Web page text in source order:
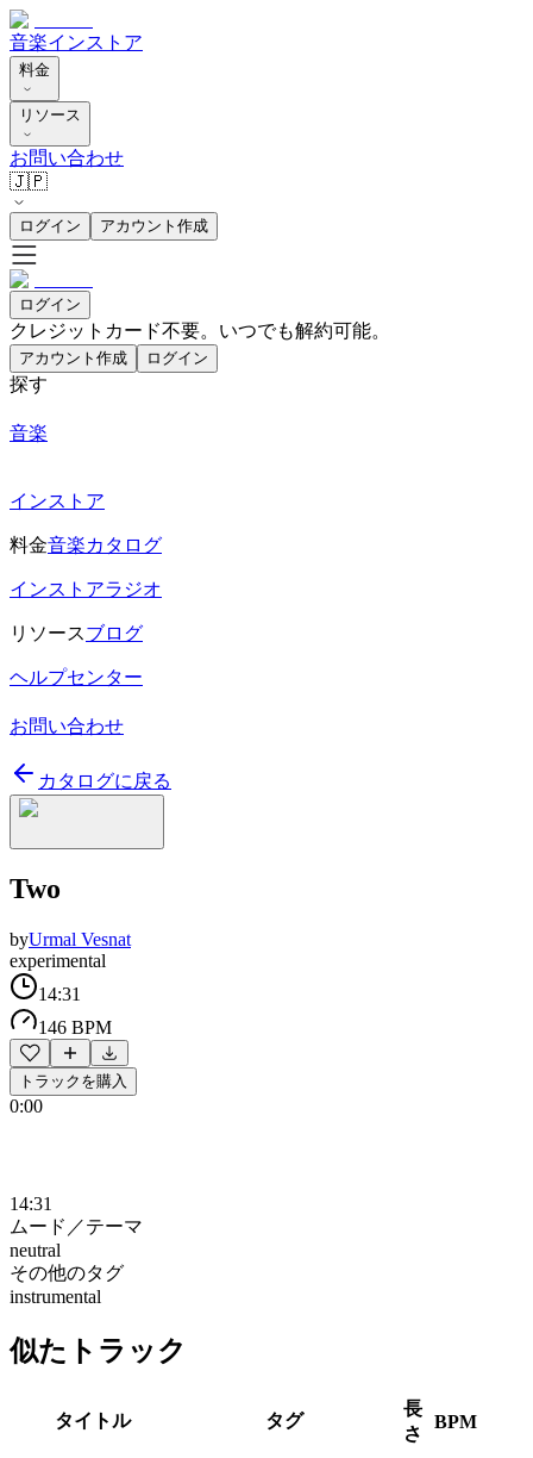
音楽インストア
料金
リソース
お問い合わせ
🇯🇵
ログイン アカウント作成
ログイン
クレジットカード不要。いつでも解約可能。
アカウント作成 ログイン
探す
音楽
インストア
料金音楽カタログ
インストアラジオ
リソースブログ
ヘルプセンター
お問い合わせ
カタログに戻る
Two
byUrmal Vesnat
experimental
14:31
146 BPM
トラックを購入
0:00
14:31
ムード／テーマ
neutral
その他のタグ
instrumental
似たトラック
タイトル タグ
長
さ
BPM